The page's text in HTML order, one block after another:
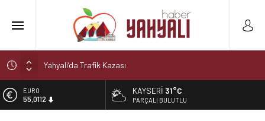
Yahyali’da Trafik Kazası
Yahyali’da Ekmeğe Zam
Kayseri Derbisi Yahyalıspor ile Develigücü Arasında
Oynanacak
EURO
55,0112
KAYSERI 31°C
PARÇALI BULUTLU